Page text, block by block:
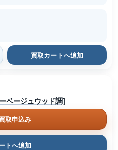
買取カートへ追加
ベージュウッド調]
取申込み
トへ追加